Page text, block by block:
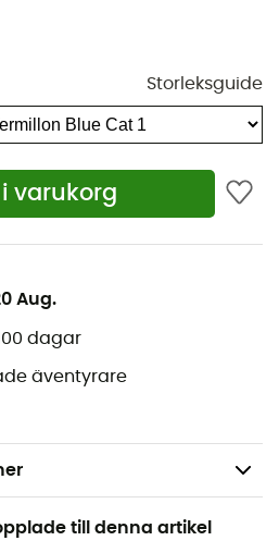
Storleksguide
varukorg
Aug.
dagar
äventyrare
till denna artikel